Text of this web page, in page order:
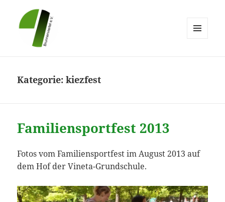
Kategorie:kiezfest
Familiensportfest 2013
Fotos vom Familiensportfest im August 2013 auf
dem Hof der Vineta-Grundschule.